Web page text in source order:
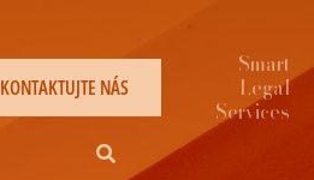
KONTAKTUJTE NÁS